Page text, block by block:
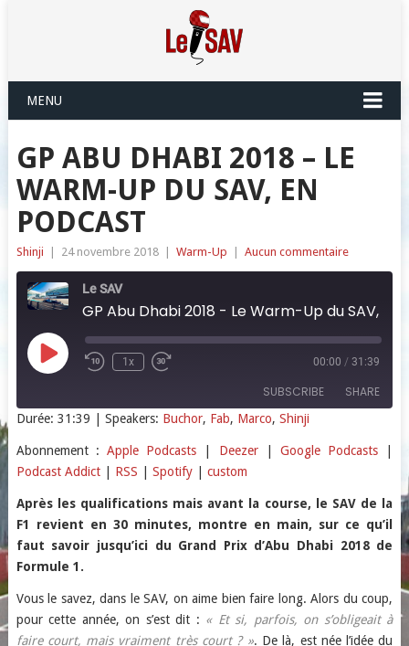
MENU
GP ABU DHABI 2018 – LE
WARM-UP DU SAV, EN
PODCAST
Shinji 24 novembre 2018 Warm-Up Aucun commentaire
Le SAV
Play
Episode
1x 00:00 / 31:39
SUBSCRIBE SHARE
Apple Podcasts Deezer
Google Podcasts Podcast Addict
RSS Spotify
custom
RSS FEED
SHARE
EMBED
Durée: 31:39 | Speakers: Buchor, Fab, Marco, Shinji
Abonnement : Apple Podcasts Deezer|Google Podcasts
Podcast Addict| RSS Spotify| custom
Après les qualifications mais avant la course, le SAV de la
F1 revient en 30 minutes, montre en main, sur ce qu’il
faut savoir jusqu’ici du Grand Prix d’Abu Dhabi 2018 de
Formule 1.
Vous le savez, dans le SAV, on aime bien faire long. Alors du coup,
pour cette année, on s’est dit : « Et si, parfois, on s’obligeait à
faire court, mais vraiment très court ? ». De là, est née l’idée du